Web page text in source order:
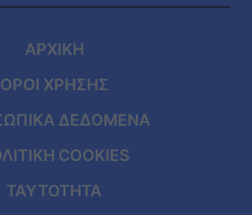
ΑΡΧΙΚΗ
ΟΡΟΙ ΧΡΗΣΗΣ
ΔΕΔΟΜΕΝΑ
COOKIES
ΤΑΥΤΟΤΗΤΑ